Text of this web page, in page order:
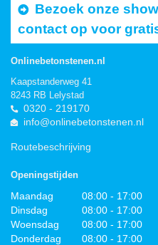
Bezoek onze
contact op voor
Onlinebetonstenen.nl
Kaapstanderweg 41
8243 RB Lelystad
0320 - 219170
info@onlinebetonstenen.nl
Routebeschrijving
Openingstijden
Maandag
08:00 - 17:00
Dinsdag
08:00 - 17:00
Woensdag
08:00 - 17:00
Donderdag
08:00 - 17:00